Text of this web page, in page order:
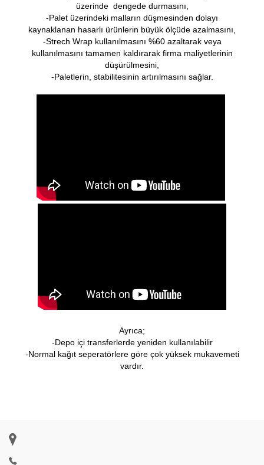
üzerinde dengede durmasını,
-Palet üzerindeki malların düşmesinden dolayı
kaynaklanan hasarlı ürünlerin büyük ölçüde azalmasını,
-Strech Wrap kullanılmasını %60 azaltarak veya
kullanılmasını tamamen kaldırarak firma maliyetlerinin
düşürülmesini,
-Paletlerin, stabilitesinin artırılmasını sağlar.
Ayrıca;
-Depo içi transferlerde yeniden kullanılabilir
-Normal kağıt seperatörlere göre çok yüksek mukavemeti
vardır.